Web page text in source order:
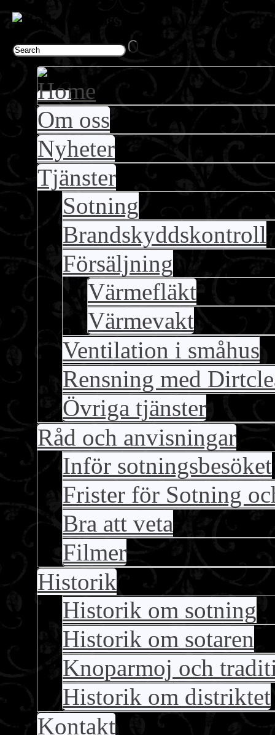
Om oss
Nyheter
Tjänster
Sotning
Brandskyddskontroll
Försäljning
Värmefläkt
Värmevakt
Ventilation i småhus
Rensning med
Övriga tjänster
Råd och anvisningar
Inför sotningsbesöket
Frister för Sotning
Bra att veta
Filmer
Historik
Historik om sotning
Historik om sotaren
Knoparmoj och
Historik om distriktet
Kontakt